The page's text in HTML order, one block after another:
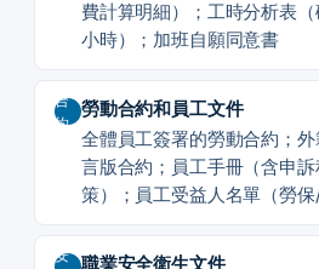
費計算明細）；工時分析表
小時）；加班自願同意書
合
約
勞動合約和員工文件
全體員工簽署的勞動合約；
言版合約；員工手冊（含申
策）；員工受益人名單（勞保/
安
職業安全衛生文件